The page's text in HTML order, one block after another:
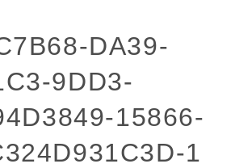
DA39-
9DD3-
15866-
1